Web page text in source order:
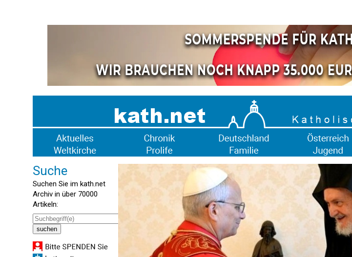
Suche
Suchen Sie im kath.net
Archiv in über 70000
Artikeln: